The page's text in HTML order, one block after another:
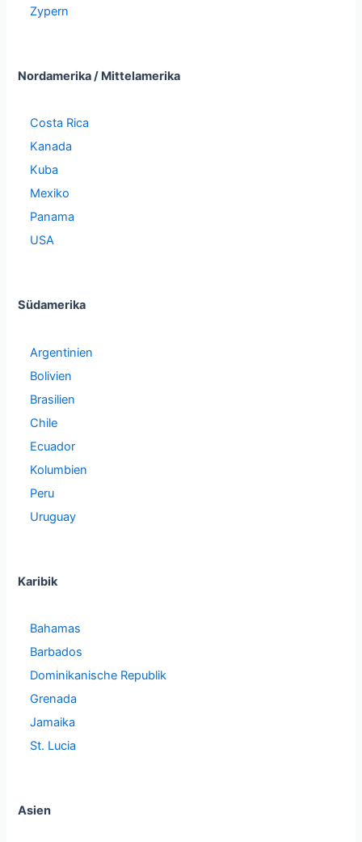
Zypern
Nordamerika / Mittelamerika
Costa Rica
Kanada
Kuba
Mexiko
Panama
USA
Südamerika
Argentinien
Bolivien
Brasilien
Chile
Ecuador
Kolumbien
Peru
Uruguay
Karibik
Bahamas
Barbados
Dominikanische Republik
Grenada
Jamaika
St. Lucia
Asien